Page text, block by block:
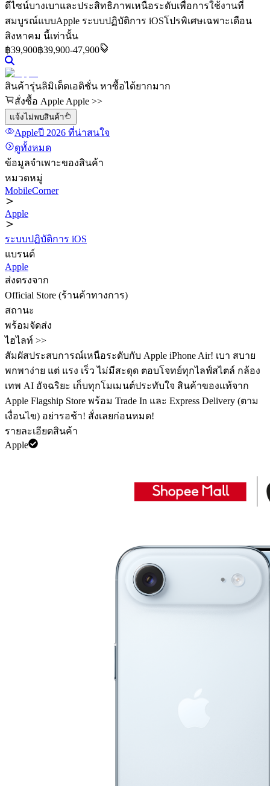
ดีไซน์บางเบาและประสิทธิภาพเหนือระดับเพื่อการใช้งานที่
สมบูรณ์แบบApple ระบบปฏิบัติการ iOSโปรพิเศษเฉพาะเดือน
สิงหาคม นี้เท่านั้น
฿39,900฿39,900-47,900
สินค้ารุ่นลิมิเต็ดเอดิชั่น หาซื้อได้ยากมาก
สั่งซื้อ Apple Apple >>
แจ้งไม่พบสินค้า
Appleปี 2026 ที่น่าสนใจ
ดูทั้งหมด
ข้อมูลจำเพาะของสินค้า
หมวดหมู่
MobileCorner
Apple
ระบบปฏิบัติการ iOS
แบรนด์
Apple
ส่งตรงจาก
Official Store (ร้านค้าทางการ)
สถานะ
พร้อมจัดส่ง
ไฮไลท์ >>
สัมผัสประสบการณ์เหนือระดับกับ Apple iPhone Air! เบา สบาย
พกพาง่าย แต่ แรง เร็ว ไม่มีสะดุด ตอบโจทย์ทุกไลฟ์สไตล์ กล้อง
เทพ AI อัจฉริยะ เก็บทุกโมเมนต์ประทับใจ สินค้าของแท้จาก
Apple Flagship Store พร้อม Trade In และ Express Delivery (ตาม
เงื่อนไข) อย่ารอช้า! สั่งเลยก่อนหมด!
รายละเอียดสินค้า
Apple